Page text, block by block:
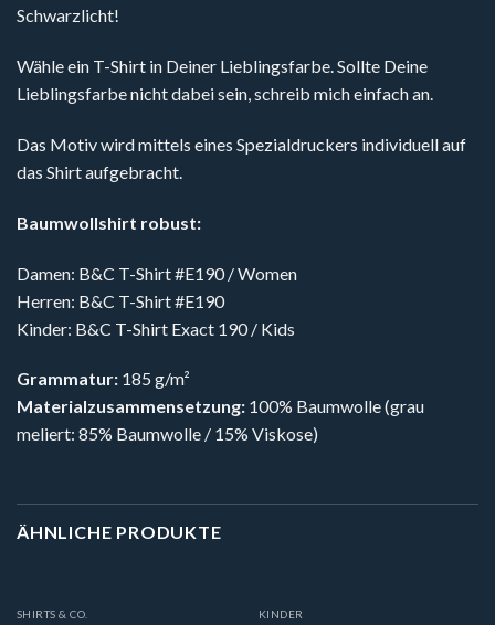
Schwarzlicht!
Wähle ein T-Shirt in Deiner Lieblingsfarbe. Sollte Deine
Lieblingsfarbe nicht dabei sein, schreib mich einfach an.
Das Motiv wird mittels eines Spezialdruckers individuell auf
das Shirt aufgebracht.
Baumwollshirt robust:
Damen: B&C T-Shirt #E190 / Women
Herren: B&C T-Shirt #E190
Kinder: B&C T-Shirt Exact 190 / Kids
Grammatur: 185 g/m²
Materialzusammensetzung: 100% Baumwolle (grau
meliert: 85% Baumwolle / 15% Viskose)
ÄHNLICHE PRODUKTE
SHIRTS & CO. KINDER